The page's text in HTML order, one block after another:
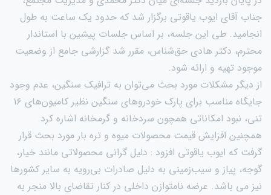
جناب آقای ایوب یاقوتی برگزار شد که حدود یک ساعت به طول
انجامید. طی این جلسه، بر اساس جلسات پیشین با استاندار
محترم، دکتر هادی حق‌شناس، مقرر شد گزارشی جامع از وضعیت
موجود تهیه و ارائه شود.
از دیگر مشکلات مورد بحث می‌توان به ترافیک سنگین، عدم وجود
جایگاه مناسب برای پارک خودروهای سنگین نظیر کامیون‌های ۱۶
تنی، نبود امکاناتی همچون سردخانه و گرمخانه اشاره کرد.
همچنین افزایش قیمت محصولات میوه و تره بار مورد بحث قرار
گرفت که ایوب یاقوتی افزود : دلیل گرانی محصولاتی مانند خیار،
گوجه، پیاز و سیب‌زمینی به دلیل صادرات بی‌رویه به سایر کشورها
نیز می باشد. عرضه نامتوازن داخلی در کنار تقاضای بالا منجر به